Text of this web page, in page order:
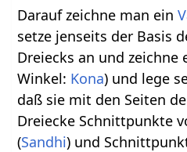
Darauf zeichne man ein
setze jenseits der Basis
Dreiecks an und zeichne
Winkel: Kona) und lege
daß sie mit den Seiten
Dreiecke Schnittpunkte
(Sandhi) und